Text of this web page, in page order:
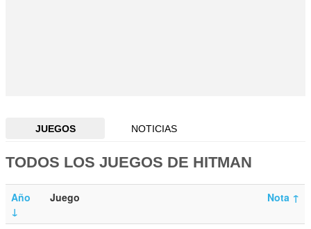
JUEGOS NOTICIAS
TODOS LOS JUEGOS DE HITMAN
Año
↓
Nota ↑
Juego